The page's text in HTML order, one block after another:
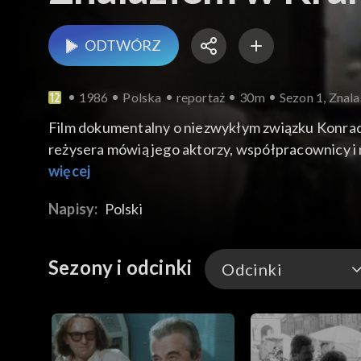
ODTWÓRZ
1986 Polska reportaż 30m Sezon 1,
Film dokumentalny o niezwykłym związku
reżysera mówią jego aktorzy, współpracownicy
reżyserskiej Swinarskiego mówi Jerzy Trela.
człowieka. Spotkanie z żoną reżysera, która
kraju i za granicą, fotogramy, portrety artysty.
więcej
Napisy: Polski
Sezony i odcinki Odcinki
Odcinki